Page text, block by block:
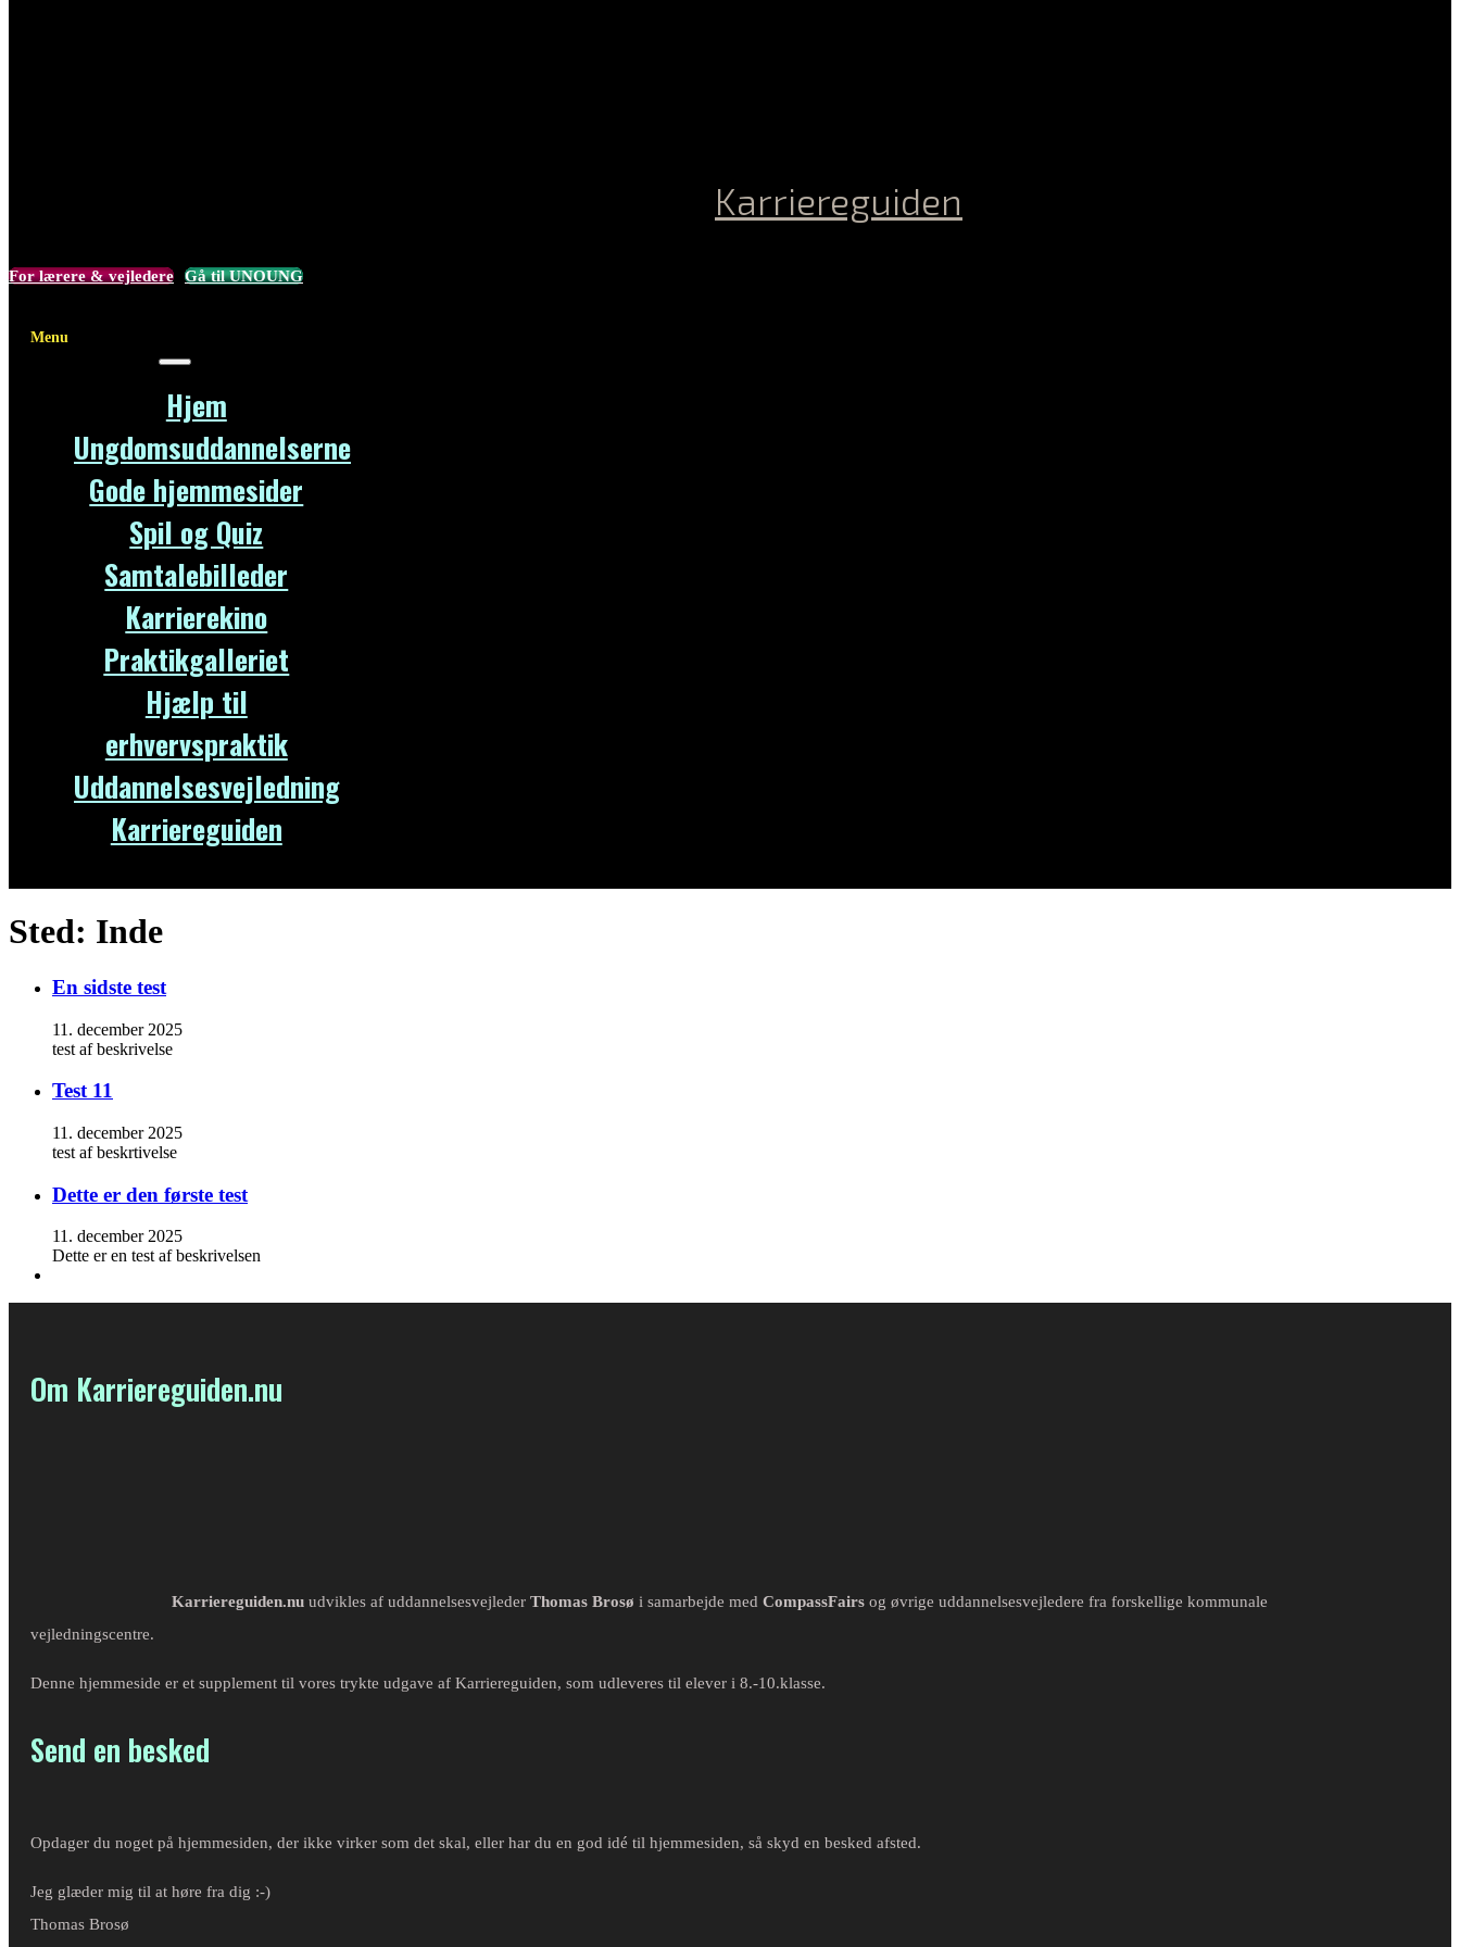
Karriereguiden
For lærere & vejledere Gå til UNOUNG
Menu
Hjem
Ungdomsuddannelserne
Gode hjemmesider
Spil og Quiz
Samtalebilleder
Karrierekino
Praktikgalleriet
Hjælp til
erhvervspraktik
Uddannelsesvejledning
Karriereguiden
Sted: Inde
En sidste test
11. december 2025
test af beskrivelse
Test 11
11. december 2025
test af beskrtivelse
Dette er den første test
11. december 2025
Dette er en test af beskrivelsen
Om Karriereguiden.nu
Karriereguiden.nu udvikles af uddannelsesvejleder Thomas Brosø i samarbejde med CompassFairs og øvrige uddannelsesvejledere fra forskellige kommunale
vejledningscentre.
Denne hjemmeside er et supplement til vores trykte udgave af Karriereguiden, som udleveres til elever i 8.-10.klasse.
Send en besked
Opdager du noget på hjemmesiden, der ikke virker som det skal, eller har du en god idé til hjemmesiden, så skyd en besked afsted.
Jeg glæder mig til at høre fra dig :-)
Thomas Brosø